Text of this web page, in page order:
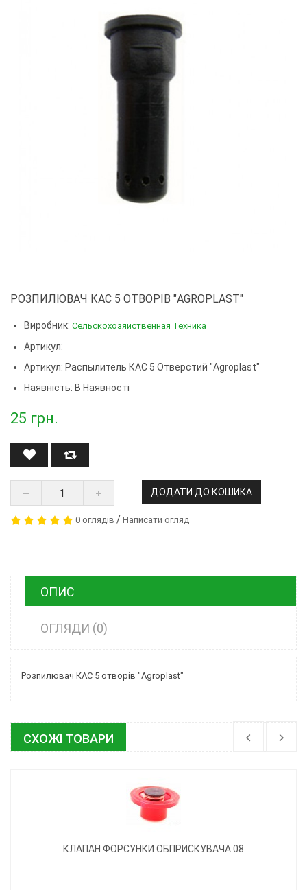
РОЗПИЛЮВАЧ КАС 5 ОТВОРІВ "AGROPLAST"
Виробник: Сельскохозяйственная Техника
Артикул:
Артикул: Распылитель КАС 5 Отверстий "Agroplast"
Наявність: В Наявності
25 грн.
ДОДАТИ ДО КОШИКА
0 оглядів / Написати огляд
ОПИС
ОГЛЯДИ (0)
Розпилювач КАС 5 отворів "Agroplast"
СХОЖІ ТОВАРИ
КЛАПАН ФОРСУНКИ ОБПРИСКУВАЧА 08